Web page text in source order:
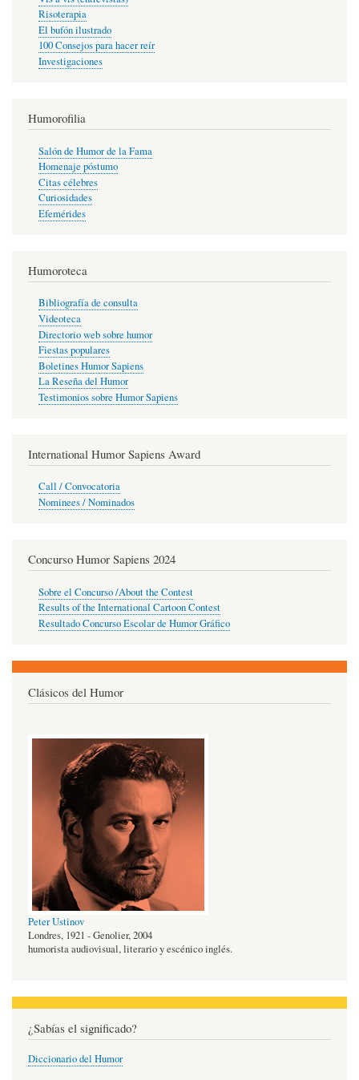
Risoterapia
El bufón ilustrado
100 Consejos para hacer reír
Investigaciones
Humorofilia
Salón de Humor de la Fama
Homenaje póstumo
Citas célebres
Curiosidades
Efemérides
Humoroteca
Bibliografía de consulta
Videoteca
Directorio web sobre humor
Fiestas populares
Boletines Humor Sapiens
La Reseña del Humor
Testimonios sobre Humor Sapiens
International Humor Sapiens Award
Call / Convocatoria
Nominees / Nominados
Concurso Humor Sapiens 2024
Sobre el Concurso /About the Contest
Results of the International Cartoon Contest
Resultado Concurso Escolar de Humor Gráfico
Clásicos del Humor
Peter Ustinov
Londres, 1921 - Genolier, 2004
humorista audiovisual, literario y escénico inglés.
¿Sabías el significado?
Diccionario del Humor